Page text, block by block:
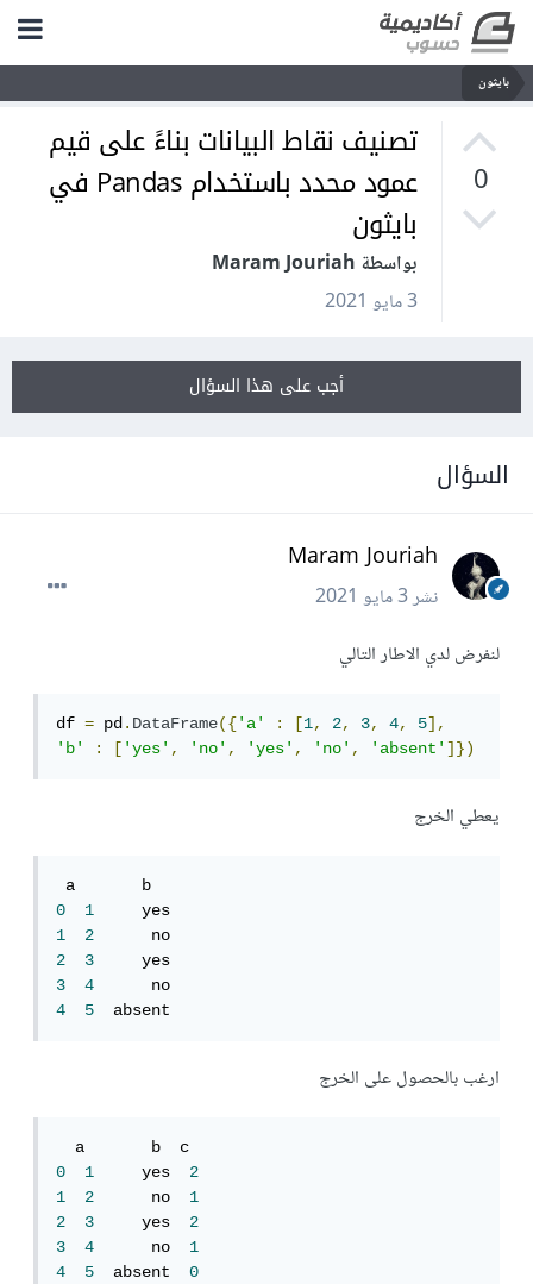
بايثون
0
تصنيف نقاط البيانات بناءً على قيم
عمود محدد باستخدام Pandas في
بايثون
بواسطة Maram Jouriah
3 مايو 2021
أجب على هذا السؤال
السؤال
Maram Jouriah
نشر3 مايو 2021
لنفرض لدي الاطار التالي
df = pd.DataFrame({'a' : [1, 2, 3, 4, 5],
'b'
: ['yes', 'no', 'yes', 'no', 'absent']})
يعطي الخرج
0
1
1
2
2
3
3
4
4
5
  absent
ارغب بالحصول على الخرج
0
1
     yes
2
1
2
      no
1
2
3
     yes
2
3
4
      no
1
4
5
  absent
0